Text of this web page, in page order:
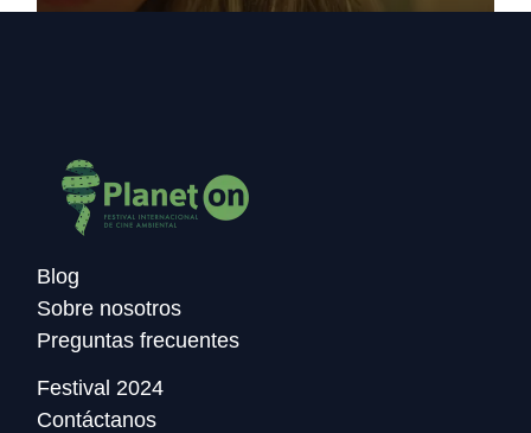
Blog
Sobre nosotros
Preguntas frecuentes
Festival 2024
Contáctanos